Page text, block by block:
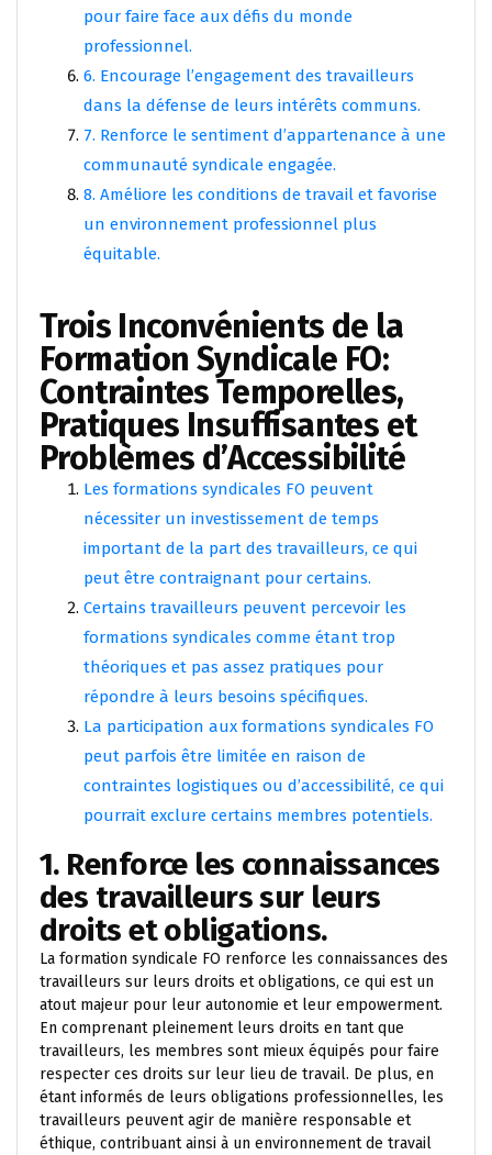
pour faire face aux défis du monde
professionnel.
6. Encourage l’engagement des travailleurs
dans la défense de leurs intérêts communs.
7. Renforce le sentiment d’appartenance à une
communauté syndicale engagée.
8. Améliore les conditions de travail et favorise
un environnement professionnel plus
équitable.
Trois Inconvénients de la
Formation Syndicale FO:
Contraintes Temporelles,
Pratiques Insuffisantes et
Problèmes d’Accessibilité
Les formations syndicales FO peuvent
nécessiter un investissement de temps
important de la part des travailleurs, ce qui
peut être contraignant pour certains.
Certains travailleurs peuvent percevoir les
formations syndicales comme étant trop
théoriques et pas assez pratiques pour
répondre à leurs besoins spécifiques.
La participation aux formations syndicales FO
peut parfois être limitée en raison de
contraintes logistiques ou d’accessibilité, ce qui
pourrait exclure certains membres potentiels.
1. Renforce les connaissances
des travailleurs sur leurs
droits et obligations.
La formation syndicale FO renforce les connaissances des
travailleurs sur leurs droits et obligations, ce qui est un
atout majeur pour leur autonomie et leur empowerment.
En comprenant pleinement leurs droits en tant que
travailleurs, les membres sont mieux équipés pour faire
respecter ces droits sur leur lieu de travail. De plus, en
étant informés de leurs obligations professionnelles, les
travailleurs peuvent agir de manière responsable et
éthique, contribuant ainsi à un environnement de travail